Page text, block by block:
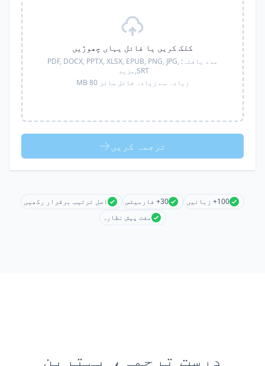
کلک کریں یا فائل یہاں چھوڑیں
مدد یافتہ: PDF, DOCX, PPTX, XLSX, EPUB, PNG, JPG,
SRT, مزید
زیادہ سے زیادہ فائل سائز 80 MB
ترجمہ کریں
100+ زبانیں 30+ فارمیٹس
اصل ترتیب برقرار رکھیں
مفت پیش نظارہ
درست ترجمہ، بہترین